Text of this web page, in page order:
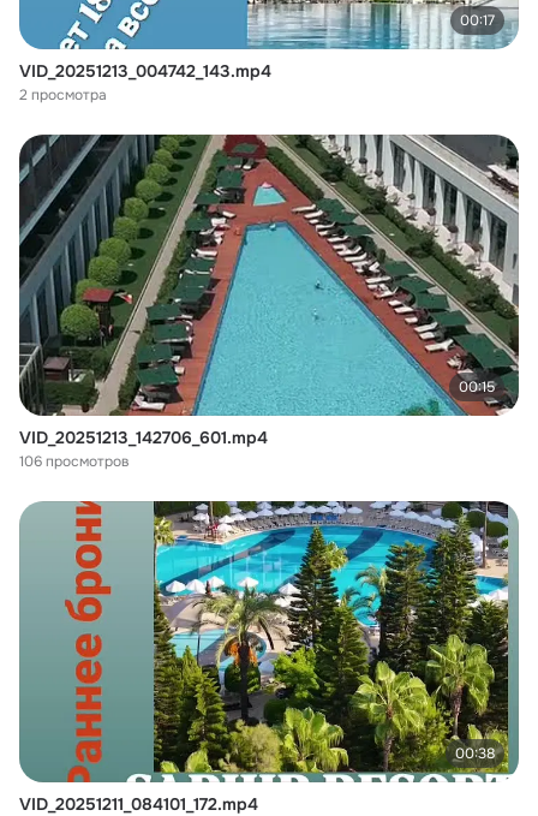
00:17
VID_20251213_004742_143.mp4
2 просмотра
00:15
VID_20251213_142706_601.mp4
106 просмотров
00:38
VID_20251211_084101_172.mp4